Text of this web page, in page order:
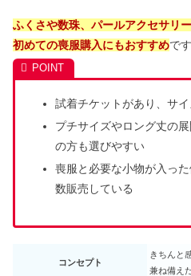
ふくさや数珠、パールアクセサリ
初めての喪服購入にもおすすめです
試着チケットがあり、サ
プチサイズやロング丈の
の方も選びやすい
喪服と必要な小物が入っ
数販売している
コンセプト
きちんと
兼ね備え